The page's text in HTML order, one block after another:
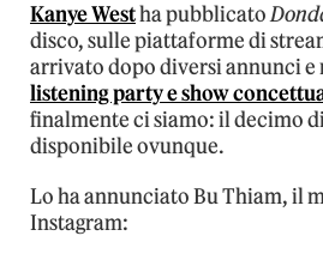
Kanye Westha pubblicato
disco, sulle piattaforme di
arrivato dopo diversi annunci
listening party e show
finalmente ci siamo: il decimo
disponibile ovunque.
Lo ha annunciato Bu Thiam, il
Instagram: